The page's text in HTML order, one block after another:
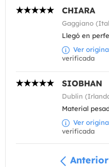
CHIARA
Gaggiano
Llegó en
Ver
verificada
SIOBHAN
Dublin
Material
Ver
verificada
Anterior